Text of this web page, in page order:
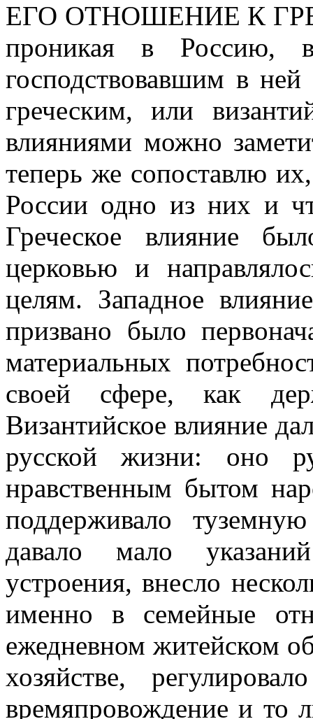
ЕГО ОТНОШЕНИЕ К
проникая в Россию,
господствовавшим в
греческим, или
влияниями можно
теперь же сопоставлю
России одно из них и
Греческое влияние
церковью и
целям. Западное
призвано было
материальных
своей сфере, как
Византийское влияние
русской жизни: оно
нравственным бытом
поддерживало
давало мало
устроения, внесло
именно в семейные
ежедневном житейском
хозяйстве,
времяпровождение и то